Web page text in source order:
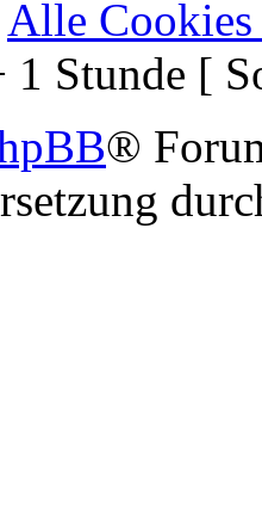
Alle Cookies
1 Stunde [
®